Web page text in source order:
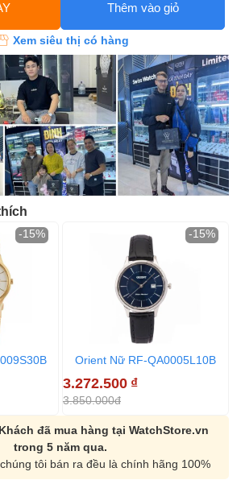
Thêm vào giỏ
Xem siêu thị có hàng
-15%
Orient Nữ RF-QA0005L10B
3.272.500 ₫
3.850.000đ
-15%
đã mua hàng tại WatchStore.vn
trong 5 năm qua.
tôi bán ra đều là chính hãng 100%